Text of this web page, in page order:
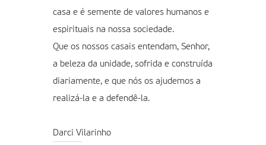
casa e é semente de valores humanos e
espirituais na nossa sociedade.
Que os nossos casais entendam, Senhor,
a beleza da unidade, sofrida e construída
diariamente, e que nós os ajudemos a
realizá-la e a defendê-la.
Darci Vilarinho